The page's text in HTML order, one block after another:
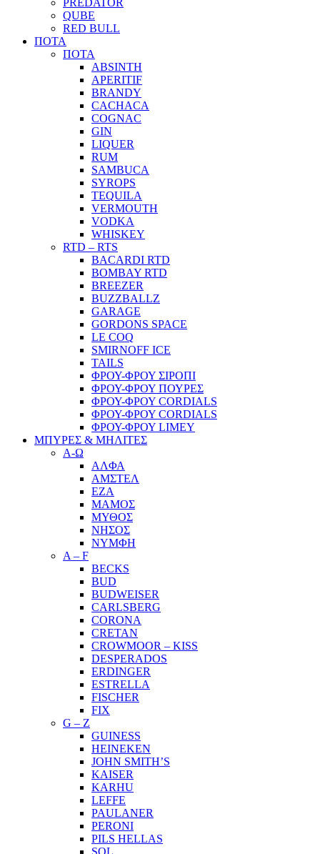
PREDATOR
QUBE
RED BULL
ΠΟΤΑ
ΠΟΤΑ
ABSINTH
APERITIF
BRANDY
CACHACA
COGNAC
GIN
LIQUER
RUM
SAMBUCA
SYROPS
TEQUILA
VERMOUTH
VODKA
WHISKEY
RTD – RTS
BACARDI RTD
BOMBAY RTD
BREEZER
BUZZBALLZ
GARAGE
GORDONS SPACE
LE COQ
SMIRNOFF ICE
TAILS
ΦΡΟΥ-ΦΡΟΥ ΣΙΡΟΠΙ
ΦΡΟΥ-ΦΡΟΥ ΠΟΥΡΕΣ
ΦΡΟΥ-ΦΡΟΥ CORDIALS
ΦΡΟΥ-ΦΡΟΥ CORDIALS
ΦΡΟΥ-ΦΡΟΥ LIMEY
ΜΠΥΡΕΣ & ΜΗΛΙΤΕΣ
Α-Ω
ΑΛΦΑ
ΑΜΣΤΕΛ
ΕΖΑ
ΜΑΜΟΣ
ΜΥΘΟΣ
ΝΗΣΟΣ
ΝΥΜΦΗ
A – F
BECKS
BUD
BUDWEISER
CARLSBERG
CORONA
CRETAN
CROWMOOR – KISS
DESPERADOS
ERDINGER
ESTRELLA
FISCHER
FIX
G – Z
GUINESS
HEINEKEN
JOHN SMITH’S
KAISER
KARHU
LEFFE
PAULANER
PERONI
PILS HELLAS